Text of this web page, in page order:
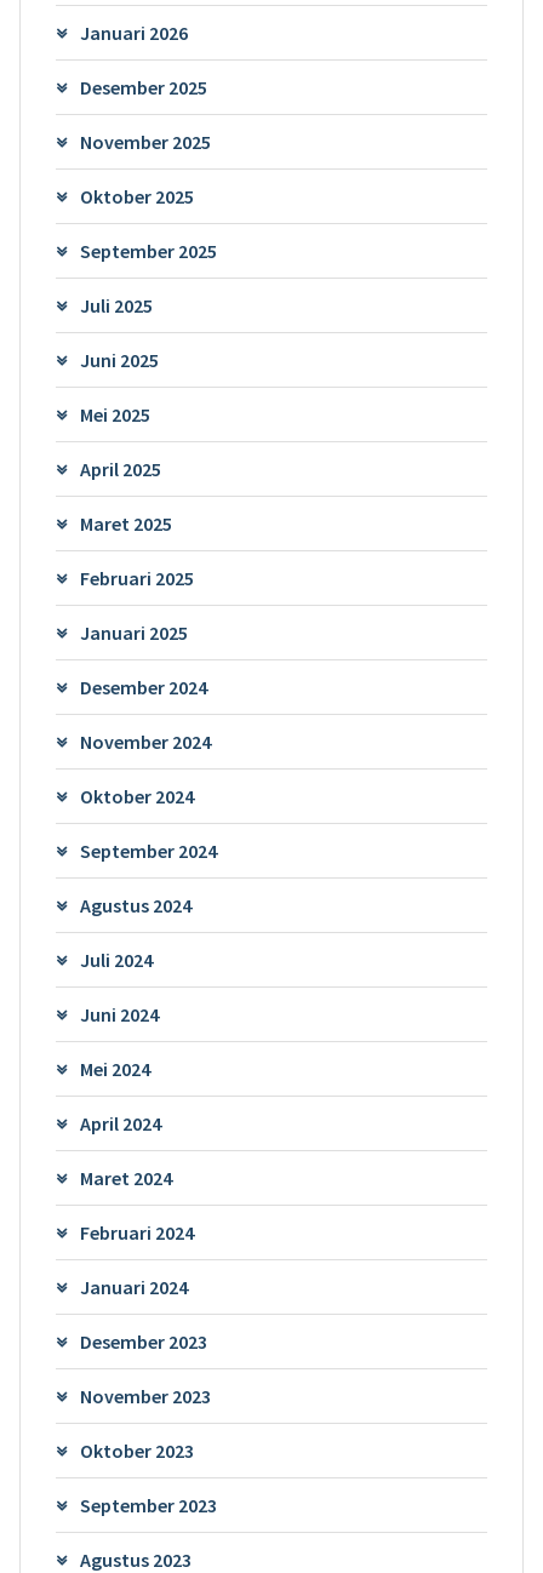
Januari 2026
Desember 2025
November 2025
Oktober 2025
September 2025
Juli 2025
Juni 2025
Mei 2025
April 2025
Maret 2025
Februari 2025
Januari 2025
Desember 2024
November 2024
Oktober 2024
September 2024
Agustus 2024
Juli 2024
Juni 2024
Mei 2024
April 2024
Maret 2024
Februari 2024
Januari 2024
Desember 2023
November 2023
Oktober 2023
September 2023
Agustus 2023